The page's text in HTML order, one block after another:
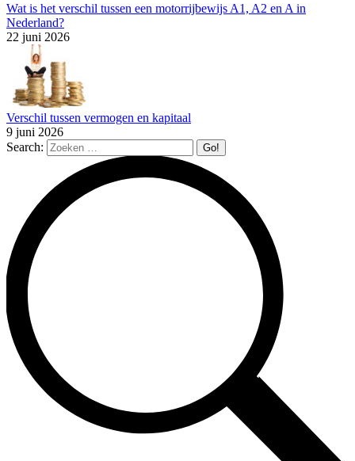
Wat is het verschil tussen een motorrijbewijs A1, A2 en A in
Nederland?
22 juni 2026
Verschil tussen vermogen en kapitaal
9 juni 2026
Search: